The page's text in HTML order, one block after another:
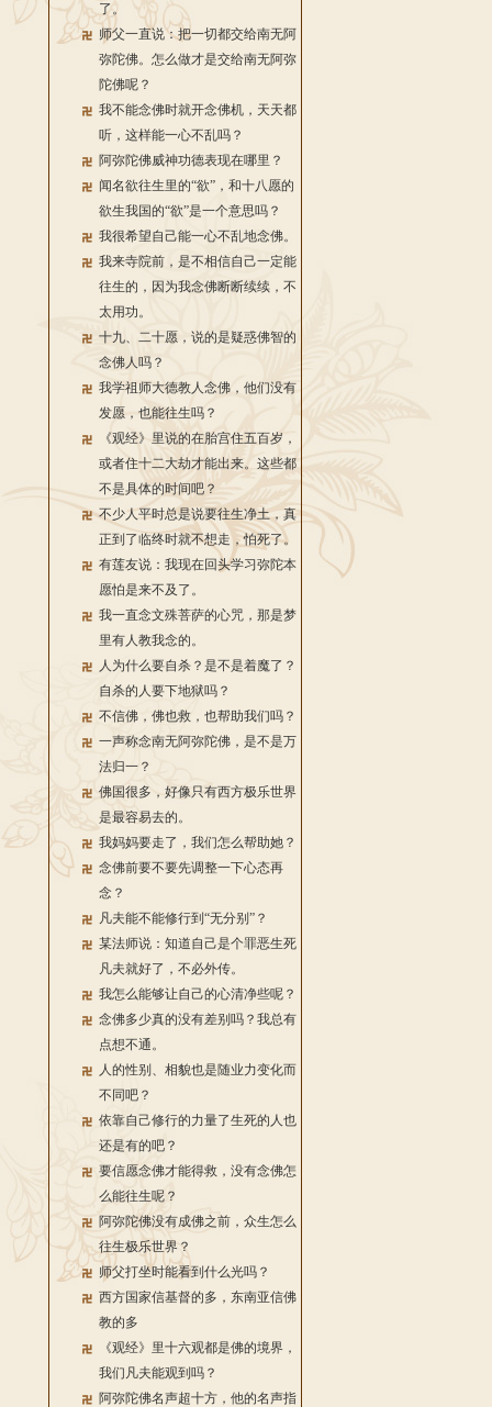
了。
师父一直说：把一切都交给南无阿
弥陀佛。怎么做才是交给南无阿弥
陀佛呢？
我不能念佛时就开念佛机，天天都
听，这样能一心不乱吗？
阿弥陀佛威神功德表现在哪里？
闻名欲往生里的“欲”，和十八愿的
欲生我国的“欲”是一个意思吗？
我很希望自己能一心不乱地念佛。
我来寺院前，是不相信自己一定能
往生的，因为我念佛断断续续，不
太用功。
十九、二十愿，说的是疑惑佛智的
念佛人吗？
我学祖师大德教人念佛，他们没有
发愿，也能往生吗？
《观经》里说的在胎宫住五百岁，
或者住十二大劫才能出来。这些都
不是具体的时间吧？
不少人平时总是说要往生净土，真
正到了临终时就不想走，怕死了。
有莲友说：我现在回头学习弥陀本
愿怕是来不及了。
我一直念文殊菩萨的心咒，那是梦
里有人教我念的。
人为什么要自杀？是不是着魔了？
自杀的人要下地狱吗？
不信佛，佛也救，也帮助我们吗？
一声称念南无阿弥陀佛，是不是万
法归一？
佛国很多，好像只有西方极乐世界
是最容易去的。
我妈妈要走了，我们怎么帮助她？
念佛前要不要先调整一下心态再
念？
凡夫能不能修行到“无分别”？
某法师说：知道自己是个罪恶生死
凡夫就好了，不必外传。
我怎么能够让自己的心清净些呢？
念佛多少真的没有差别吗？我总有
点想不通。
人的性别、相貌也是随业力变化而
不同吧？
依靠自己修行的力量了生死的人也
还是有的吧？
要信愿念佛才能得救，没有念佛怎
么能往生呢？
阿弥陀佛没有成佛之前，众生怎么
往生极乐世界？
师父打坐时能看到什么光吗？
西方国家信基督的多，东南亚信佛
教的多
《观经》里十六观都是佛的境界，
我们凡夫能观到吗？
阿弥陀佛名声超十方，他的名声指